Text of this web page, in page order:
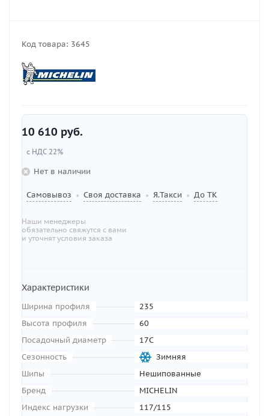
Код товара: 3645
10 610 руб.
с НДС 22%
Нет в наличии
Самовывоз • Своя доставка • Я.Такси • До ТК
Наши менеджеры
обязательно свяжутся с вами
и уточнят условия заказа
Характеристики
Ширина профиля
235
Высота профиля
60
Посадочный диаметр
17C
Сезонность
Зимняя
Шипы
Нешипованные
Бренд
MICHELIN
Индекс нагрузки
117/115